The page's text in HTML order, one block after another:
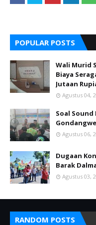
POPULAR POSTS
Wali Murid
Biaya
Jutaan
Agustus 04,
Soal
Agustus 06,
Dugaan
Barak
Agustus 03,
RANDOM POSTS